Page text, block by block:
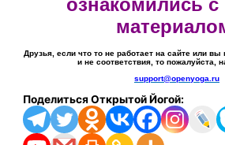
ознакомились
Друзья, если что то не работает на сайте или
и не соответствия, то пожалуйста,
support@openyoga.ru
Поделиться Открытой Йогой: